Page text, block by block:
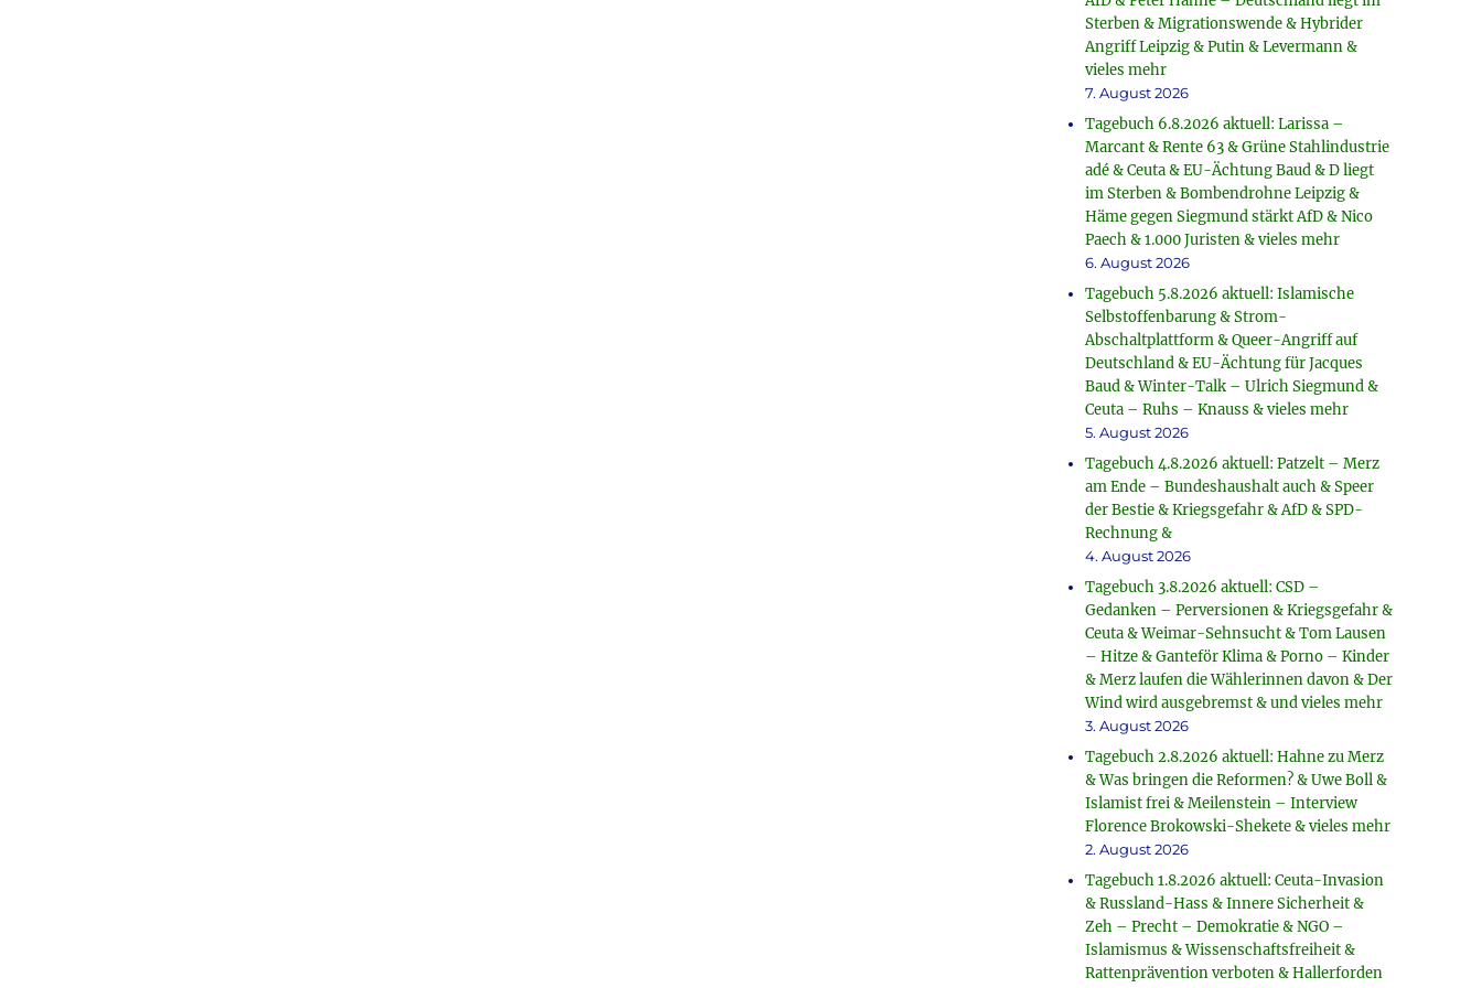
Sterben & Migrationswende & Hybrider
Angriff Leipzig & Putin & Levermann &
vieles mehr
7. August 2026
Tagebuch 6.8.2026 aktuell: Larissa –
Marcant & Rente 63 & Grüne Stahlindustrie
adé & Ceuta & EU-Ächtung Baud & D liegt
im Sterben & Bombendrohne Leipzig &
Häme gegen Siegmund stärkt AfD & Nico
Paech & 1.000 Juristen & vieles mehr
6. August 2026
Tagebuch 5.8.2026 aktuell: Islamische
Selbstoffenbarung & Strom-
Abschaltplattform & Queer-Angriff auf
Deutschland & EU-Ächtung für Jacques
Baud & Winter-Talk – Ulrich Siegmund &
Ceuta – Ruhs – Knauss & vieles mehr
5. August 2026
Tagebuch 4.8.2026 aktuell: Patzelt – Merz
am Ende – Bundeshaushalt auch & Speer
der Bestie & Kriegsgefahr & AfD & SPD-
Rechnung &
4. August 2026
Tagebuch 3.8.2026 aktuell: CSD –
Gedanken – Perversionen & Kriegsgefahr &
Ceuta & Weimar-Sehnsucht & Tom Lausen
– Hitze & Ganteför Klima & Porno – Kinder
& Merz laufen die Wählerinnen davon & Der
Wind wird ausgebremst & und vieles mehr
3. August 2026
Tagebuch 2.8.2026 aktuell: Hahne zu Merz
& Was bringen die Reformen? & Uwe Boll &
Islamist frei & Meilenstein – Interview
Florence Brokowski-Shekete & vieles mehr
2. August 2026
Tagebuch 1.8.2026 aktuell: Ceuta-Invasion
& Russland-Hass & Innere Sicherheit &
Zeh – Precht – Demokratie & NGO –
Islamismus & Wissenschaftsfreiheit &
Rattenprävention verboten & Hallerforden